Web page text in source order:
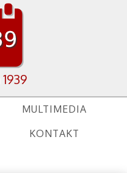
1939
MULTIMEDIA
KONTAKT